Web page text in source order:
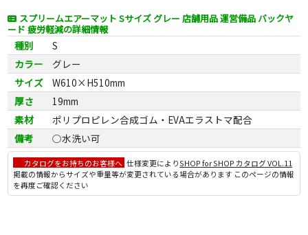
スプリームエアーマット Sサイズ グレー 店舗用品 運営備品 バックヤ
ード 疲労軽減の詳細情報
種別
S
カラー
グレー
サイズ
W610×H510mm
厚さ
19mm
素材
ポリプロピレン合成ゴム・EVAエラストマ配合
備考
○水洗い可
カタログをお持ちのお客様へ 仕様変更によりSHOP for SHOP カタログ VOL.11
掲載の情報からサイズや重量等が変更されている場合があります このページの情報
を再度ご確認ください